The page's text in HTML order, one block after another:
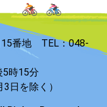
番地 TEL：048-
5時15分
日を除く）